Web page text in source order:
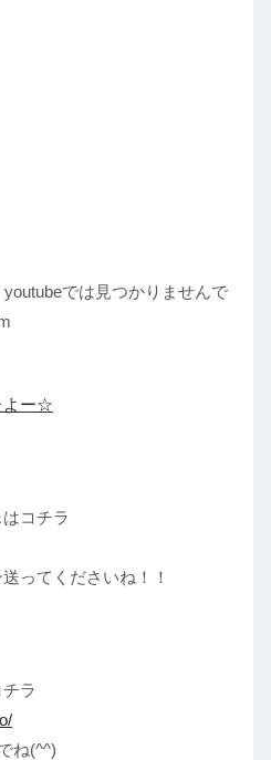
では見つかりませんで
よー☆
コチラ
ってくださいね！！
ラ
ね(^^)